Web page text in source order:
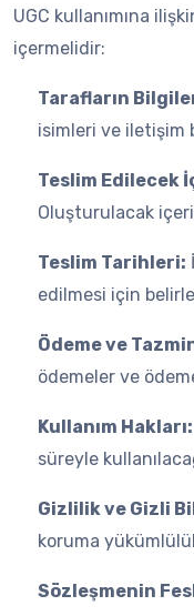
UGC kullanımına
içermelidir:
Tarafların
isimleri ve iletişim
Teslim Edilecek
Oluşturulacak
Teslim Tarihleri:
edilmesi için
Ödeme ve
ödemeler ve
Kullanım Hakları:
süreyle
Gizlilik ve Gizli
koruma
Sözleşmenin